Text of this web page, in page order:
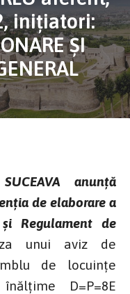
inițiatori:
ȘI
anunţă
de elaborare a
Regulament de
unui aviz de
de locuințe
D=P=8E